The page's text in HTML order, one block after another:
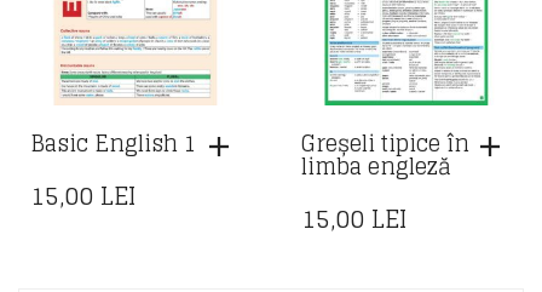
Basic English 1
15,00 LEI
Greșeli tipice în
limba engleză
15,00 LEI